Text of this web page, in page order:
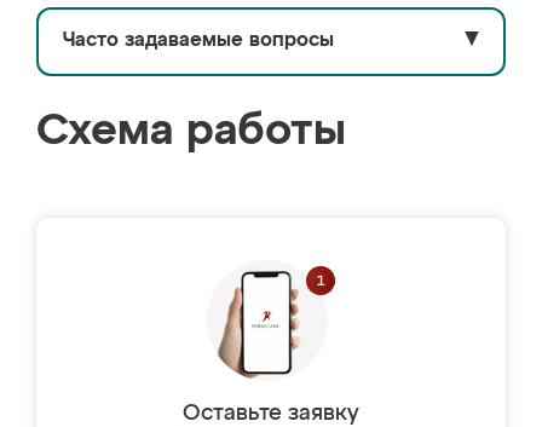
Часто задаваемые вопросы ▼
Схема работы
Оставьте заявку